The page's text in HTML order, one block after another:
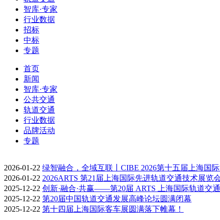
智库·专家
行业数据
招标
中标
专题
首页
新闻
智库·专家
公共交通
轨道交通
行业数据
品牌活动
专题
2026-01-22 绿智融合，全域互联丨CIBE 2026第十五届上海国
2026-01-22 2026ARTS 第21届上海国际先进轨道交通技术展览
2025-12-22 创新·融合·共赢——第20届 ARTS 上海国际轨道交
2025-12-22 第20届中国轨道交通发展高峰论坛圆满闭幕
2025-12-22 第十四届上海国际客车展圆满落下帷幕！